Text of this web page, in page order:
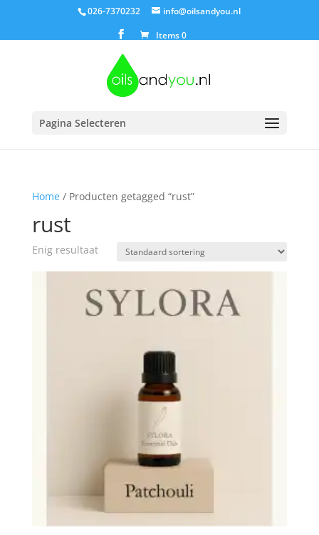
026-7370232
info@oilsandyou.nl
Items 0
Pagina Selecteren
Home/ Producten getagged “rust”
rust
Enig resultaat